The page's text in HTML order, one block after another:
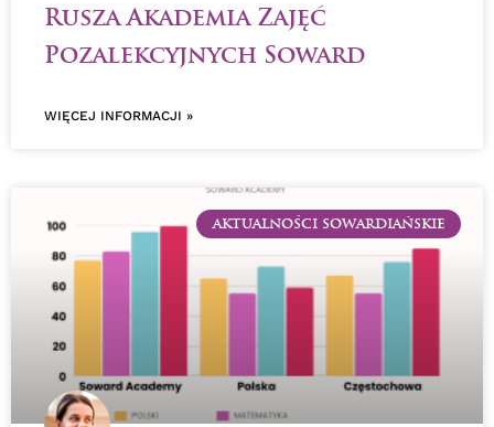
Rusza Akademia Zajęć
Pozalekcyjnych Soward
WIĘCEJ INFORMACJI »
AKTUALNOŚCI SOWARDIAŃSKIE